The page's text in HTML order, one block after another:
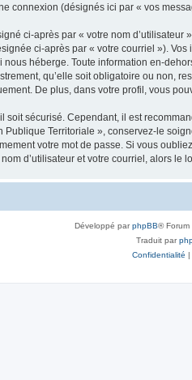
connexion (désignés ici par « vos
ci-après par « votre nom
ci-après par « votre courriel »).
héberge. Toute information en-
qu’elle soit obligatoire ou non,
De plus, dans votre profil, vous
soit sécurisé. Cependant, il est
Publique Territoriale », conservez-le
votre mot de passe. Si vous
d’utilisateur et votre courriel, alors
Développé parphpBB® Forum
Traduit par
Confidentialité |